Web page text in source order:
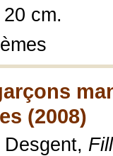
cm.
(2008)